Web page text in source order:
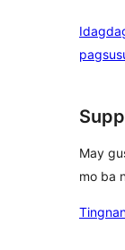
May
mo ba